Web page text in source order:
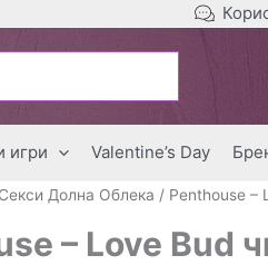
игри Valentine’s Day
Секси Долна Облека / Penthouse –
– Love Bud